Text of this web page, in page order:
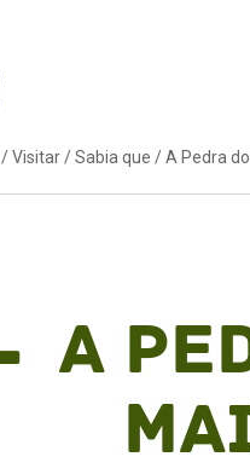
/Visitar/Sabia que /A Pedra
A